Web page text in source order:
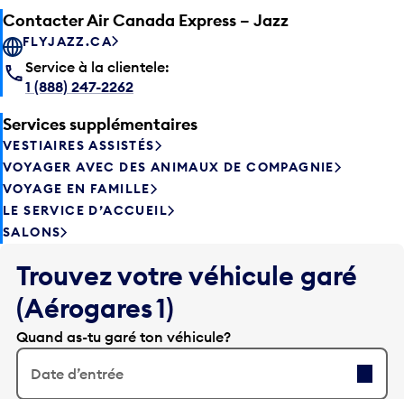
Contacter Air Canada Express – Jazz
FLYJAZZ.CA
Service à la clientele:
1 (888) 247-2262
Services supplémentaires
VESTIAIRES ASSISTÉS
VOYAGER AVEC DES ANIMAUX DE COMPAGNIE
VOYAGE EN FAMILLE
LE SERVICE D’ACCUEIL
SALONS
Trouvez votre véhicule garé
(Aérogares 1)
Quand as-tu garé ton véhicule?
Date d’entrée